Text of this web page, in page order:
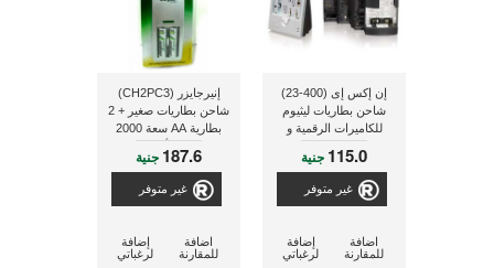
إن إكس إى (400-23)
شاحن بطاريات ليثيوم
للكاميرات الرقمية و
كاميرات الفيديو
115.0 جنية
غير متوفر
إضافة
لرغباتي
اضافة
للمقارنة
إنيرجايزر (CH2PC3)
شاحن بطاريات صغير + 2
بطارية AA سعة 2000
ملى أمبير
187.6 جنية
غير متوفر
إضافة
لرغباتي
اضافة
للمقارنة